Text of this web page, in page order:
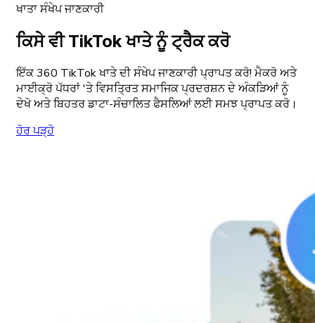
ਖਾਤਾ ਸੰਖੇਪ ਜਾਣਕਾਰੀ
ਕਿਸੇ ਵੀ TikTok ਖਾਤੇ ਨੂੰ ਟ੍ਰੈਕ ਕਰੋ
ਇੱਕ 360 TikTok ਖਾਤੇ ਦੀ ਸੰਖੇਪ ਜਾਣਕਾਰੀ ਪ੍ਰਾਪਤ ਕਰੋ! ਮੈਕਰੋ ਅਤੇ
ਮਾਈਕ੍ਰੋ ਪੱਧਰਾਂ 'ਤੇ ਵਿਸਤ੍ਰਿਤ ਸਮਾਜਿਕ ਪ੍ਰਦਰਸ਼ਨ ਦੇ ਅੰਕੜਿਆਂ ਨੂੰ
ਦੇਖੋ ਅਤੇ ਬਿਹਤਰ ਡਾਟਾ-ਸੰਚਾਲਿਤ ਫੈਸਲਿਆਂ ਲਈ ਸਮਝ ਪ੍ਰਾਪਤ ਕਰੋ।
ਹੋਰ ਪੜ੍ਹੋ